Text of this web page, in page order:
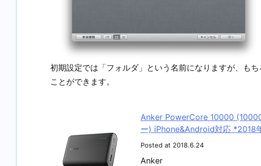
初期設定では「フォルダ」という名前になりますが、も
ことができます。
Anker PowerCore 10000
ー) iPhone&Android対応 *2018
Posted at 2018.6.24
Anker